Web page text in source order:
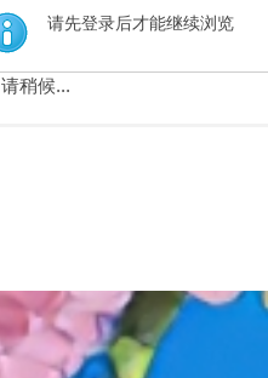
请先登录后才能继续浏览
请稍候...